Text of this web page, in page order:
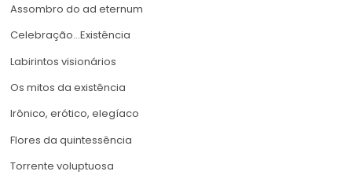
Assombro do ad eternum
Celebração…Existência
Labirintos visionários
Os mitos da existência
Irônico, erótico, elegíaco
Flores da quintessência
Torrente voluptuosa